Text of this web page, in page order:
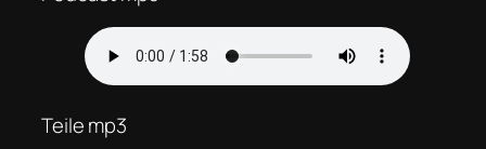
Teile mp3